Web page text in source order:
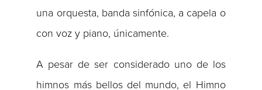
una orquesta, banda sinfónica, a capela o
con voz y piano, únicamente.
A pesar de ser considerado uno de los
himnos más bellos del mundo, el Himno